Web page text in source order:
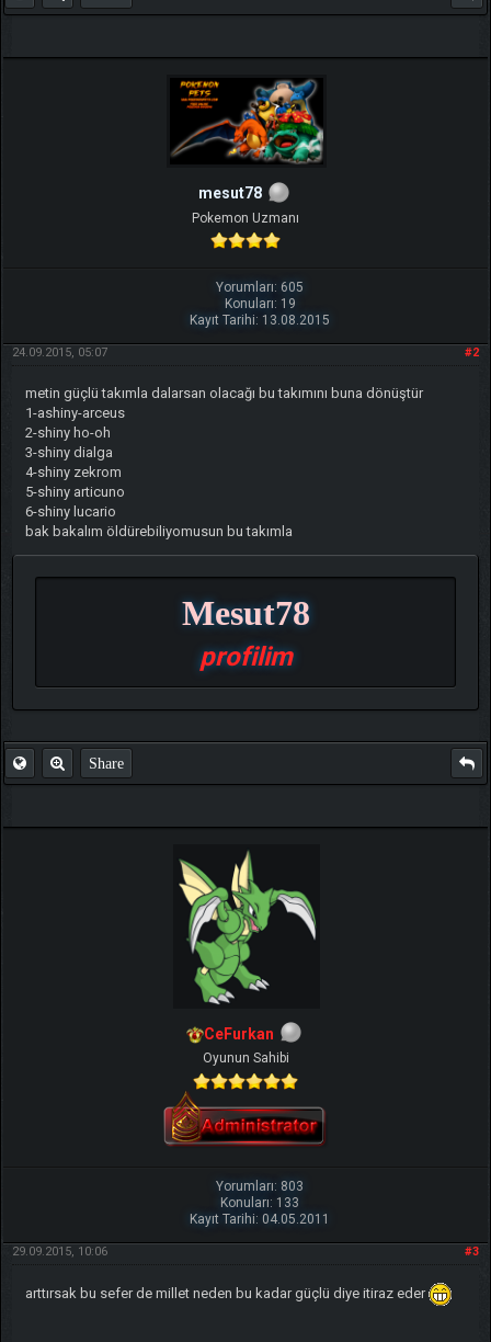
mesut78
Pokemon Uzmanı
Yorumları: 605
Konuları: 19
Kayıt Tarihi: 13.08.2015
#2
24.09.2015, 05:07
metin güçlü takımla dalarsan olacağı bu takımını buna dönüştür
1-ashiny-arceus
2-shiny ho-oh
3-shiny dialga
4-shiny zekrom
5-shiny articuno
6-shiny lucario
bak bakalım öldürebiliyomusun bu takımla
Mesut78
profilim
Share
CeFurkan
Oyunun Sahibi
Yorumları: 803
Konuları: 133
Kayıt Tarihi: 04.05.2011
#3
29.09.2015, 10:06
arttırsak bu sefer de millet neden bu kadar güçlü diye itiraz eder